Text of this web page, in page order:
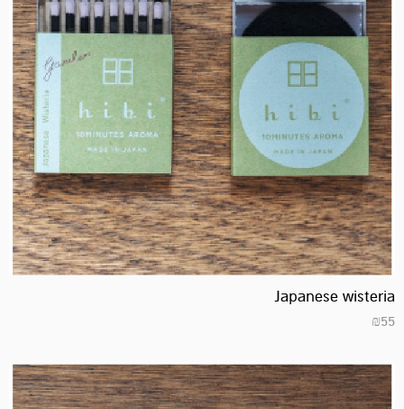
Japanese wisteria
₪55